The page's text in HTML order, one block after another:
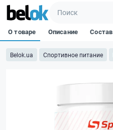
Belok.ua Спортивное питание
О товаре Описание Состав